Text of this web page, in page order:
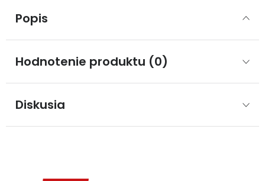
Popis
Hodnotenie produktu (0)
Diskusia